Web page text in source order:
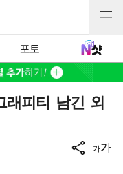
포토
피티 남긴 외
가가